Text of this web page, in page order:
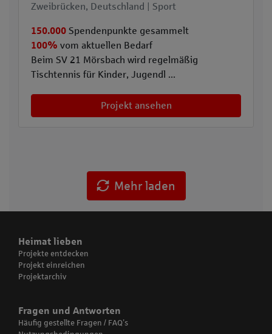
Zweibrücken, Deutschland | Sport
150.000 Spendenpunkte gesammelt
100% vom aktuellen Bedarf
Beim SV 21 Mörsbach wird regelmäßig
Tischtennis für Kinder, Jugendl ...
Projekt ansehen
Mehr laden
Heimat lieben
Projekte entdecken
Projekt einreichen
Projektarchiv
Fragen und Antworten
Häufig gestellte Fragen / FAQ’s